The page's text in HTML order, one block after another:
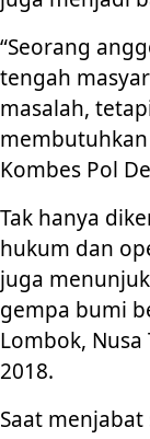
“Seorang
tengah
masalah,
Kombes Pol
Tak hanya
hukum dan
juga
gempa bumi
Lombok,
2018.
Saat